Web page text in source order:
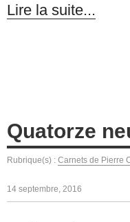
Lire la suite...
Quatorze
Rubrique(s) : Carnets de Pierre
14 septembre, 2016